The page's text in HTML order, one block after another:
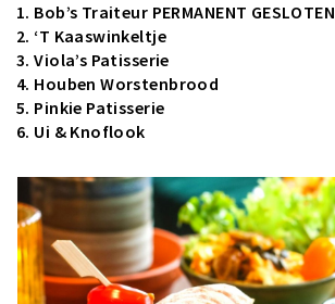
1. Bob’s Traiteur PERMANENT GESLOTEN
2. ‘T Kaaswinkeltje
3.Viola’s Patisserie
4. Houben Worstenbrood
5. Pinkie Patisserie
6. Ui & Knoflook